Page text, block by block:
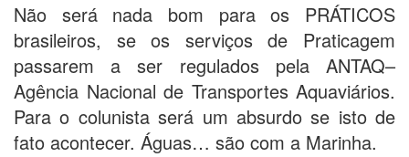
Não será nada bom para os PRÁTICOS
brasileiros, se os serviços de Praticagem
passarem a ser regulados pela ANTAQ–
Agência Nacional de Transportes Aquaviários.
Para o colunista será um absurdo se isto de
fato acontecer. Águas… são com a Marinha.